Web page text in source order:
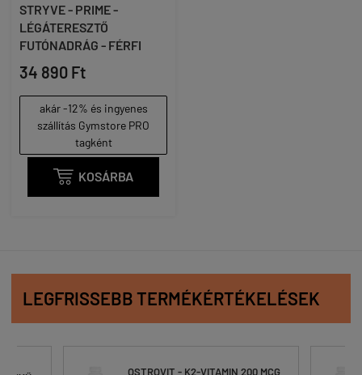
STRYVE - PRIME -
LÉGÁTERESZTŐ
FUTÓNADRÁG - FÉRFI
34 890 Ft
akár -12% és ingyenes
szállítás Gymstore PRO
tagként
 KOSÁRBA
LEGFRISSEBB TERMÉKÉRTÉKELÉSEK
- K2-VITAMIN 200 MCG
OSTROVIT - K2-VITAMIN 200